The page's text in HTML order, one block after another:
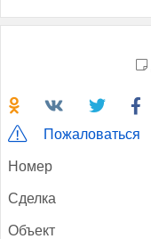
Пожаловаться
Но­мер
Сдел­ка
Объ­ект